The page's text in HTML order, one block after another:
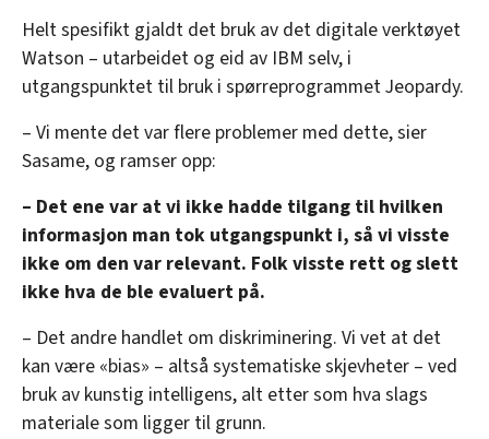
Helt spesifikt gjaldt det bruk av det digitale verktøyet
Watson – utarbeidet og eid av IBM selv, i
utgangspunktet til bruk i spørreprogrammet Jeopardy.
– Vi mente det var flere problemer med dette, sier
Sasame, og ramser opp:
– Det ene var at vi ikke hadde tilgang til hvilken
informasjon man tok utgangspunkt i, så vi visste
ikke om den var relevant. Folk visste rett og slett
ikke hva de ble evaluert på.
– Det andre handlet om diskriminering. Vi vet at det
kan være «bias» – altså systematiske skjevheter – ved
bruk av kunstig intelligens, alt etter som hva slags
materiale som ligger til grunn.